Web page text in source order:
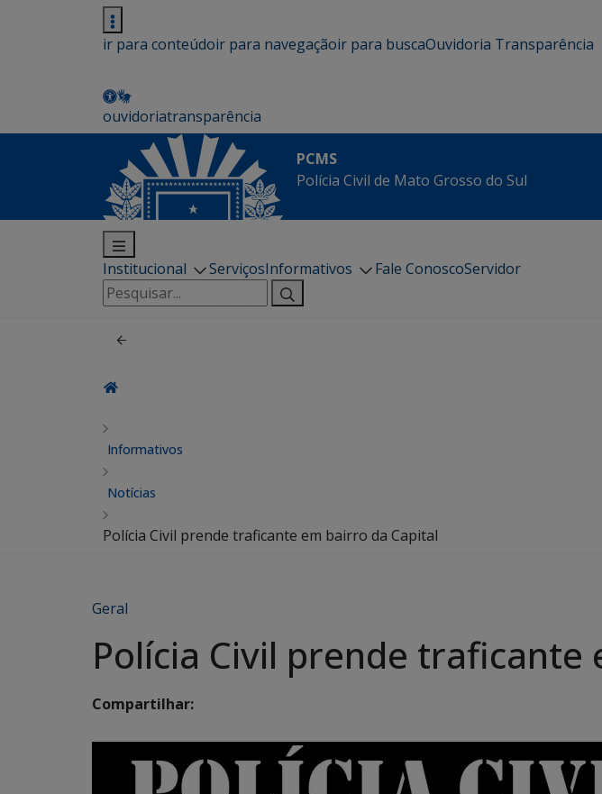
ir para conteúdoir para navegaçãoir para buscaOuvidoria Transparência
ouvidoriatransparência
PCMS
Polícia Civil de Mato Grosso do Sul
Institucional ServiçosInformativos Fale ConoscoServidor
Pesquisar
por:
Informativos
Notícias
Polícia Civil prende traficante em bairro da Capital
Geral
Polícia Civil prende traficante
Compartilhar: